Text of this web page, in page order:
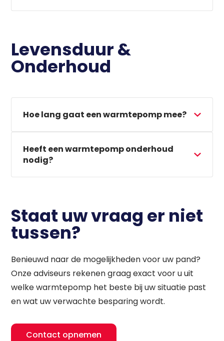
Levensduur &
Onderhoud
Hoe lang gaat een warmtepomp mee?
Heeft een warmtepomp onderhoud
nodig?
Staat uw vraag er niet
tussen?
Benieuwd naar de mogelijkheden voor uw pand?
Onze adviseurs rekenen graag exact voor u uit
welke warmtepomp het beste bij uw situatie past
en wat uw verwachte besparing wordt.
Contact opnemen